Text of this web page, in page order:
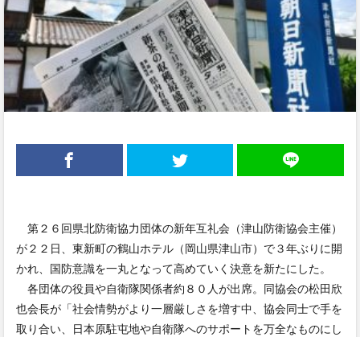
第２６回県北防衛協力団体の新年互礼会（津山防衛協会主催）
が２２日、東新町の鶴山ホテル（岡山県津山市）で３年ぶりに開
かれ、国防意識を一丸となって高めていく決意を新たにした。
各団体の役員や自衛隊関係者約８０人が出席。同協会の松田欣
也会長が「社会情勢がより一層厳しさを増す中、協会同士で手を
取り合い、日本原駐屯地や自衛隊へのサポートを万全なものにし